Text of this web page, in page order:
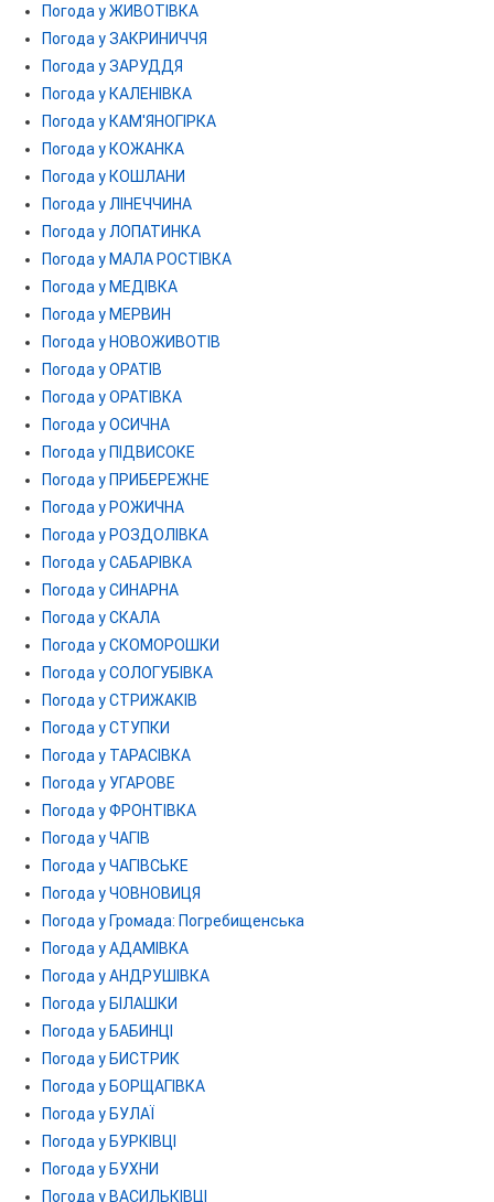
Погода у ЖИВОТІВКА
Погода у ЗАКРИНИЧЧЯ
Погода у ЗАРУДДЯ
Погода у КАЛЕНІВКА
Погода у КАМ'ЯНОГІРКА
Погода у КОЖАНКА
Погода у КОШЛАНИ
Погода у ЛІНЕЧЧИНА
Погода у ЛОПАТИНКА
Погода у МАЛА РОСТІВКА
Погода у МЕДІВКА
Погода у МЕРВИН
Погода у НОВОЖИВОТІВ
Погода у ОРАТІВ
Погода у ОРАТІВКА
Погода у ОСИЧНА
Погода у ПІДВИСОКЕ
Погода у ПРИБЕРЕЖНЕ
Погода у РОЖИЧНА
Погода у РОЗДОЛІВКА
Погода у САБАРІВКА
Погода у СИНАРНА
Погода у СКАЛА
Погода у СКОМОРОШКИ
Погода у СОЛОГУБІВКА
Погода у СТРИЖАКІВ
Погода у СТУПКИ
Погода у ТАРАСІВКА
Погода у УГАРОВЕ
Погода у ФРОНТІВКА
Погода у ЧАГІВ
Погода у ЧАГІВСЬКЕ
Погода у ЧОВНОВИЦЯ
Погода у Громада: Погребищенська
Погода у АДАМІВКА
Погода у АНДРУШІВКА
Погода у БІЛАШКИ
Погода у БАБИНЦІ
Погода у БИСТРИК
Погода у БОРЩАГІВКА
Погода у БУЛАЇ
Погода у БУРКІВЦІ
Погода у БУХНИ
Погода у ВАСИЛЬКІВЦІ